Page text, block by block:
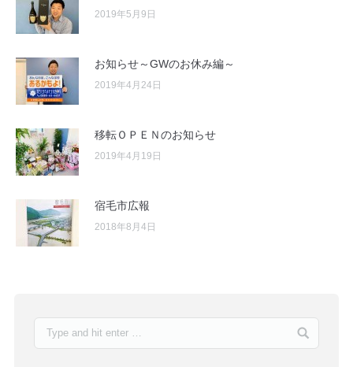
2019年5月9日
お知らせ～GWのお休み編～
2019年4月24日
移転ＯＰＥＮのお知らせ
2019年4月19日
宿毛市広報
2018年8月4日